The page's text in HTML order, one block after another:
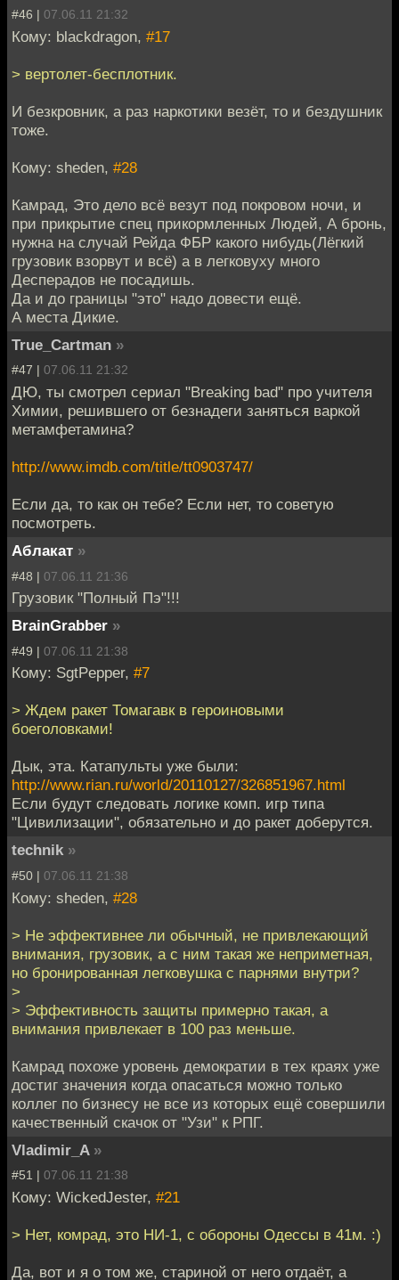
#46 | 07.06.11 21:32
Кому: blackdragon, #17
> вертолет-бесплотник.
И безкровник, а раз наркотики везёт, то и бездушник
тоже.
Кому: sheden, #28
Камрад, Это дело всё везут под покровом ночи, и
при прикрытие спец прикормленных Людей, А бронь,
нужна на случай Рейда ФБР какого нибудь(Лёгкий
грузовик взорвут и всё) а в легковуху много
Десперадов не посадишь.
Да и до границы "это" надо довести ещё.
А места Дикие.
True_Cartman »
#47 | 07.06.11 21:32
ДЮ, ты смотрел сериал "Breaking bad" про учителя
Химии, решившего от безнадеги заняться варкой
метамфетамина?
http://www.imdb.com/title/tt0903747/
Если да, то как он тебе? Если нет, то советую
посмотреть.
Аблакат »
#48 | 07.06.11 21:36
Грузовик "Полный Пэ"!!!
BrainGrabber »
#49 | 07.06.11 21:38
Кому: SgtPepper, #7
> Ждем ракет Томагавк в героиновыми
боеголовками!
Дык, эта. Катапульты уже были:
http://www.rian.ru/world/20110127/326851967.html
Если будут следовать логике комп. игр типа
"Цивилизации", обязательно и до ракет доберутся.
technik »
#50 | 07.06.11 21:38
Кому: sheden, #28
> Не эффективнее ли обычный, не привлекающий
внимания, грузовик, а с ним такая же неприметная,
но бронированная легковушка с парнями внутри?
>
> Эффективность защиты примерно такая, а
внимания привлекает в 100 раз меньше.
Камрад похоже уровень демократии в тех краях уже
достиг значения когда опасаться можно только
коллег по бизнесу не все из которых ещё совершили
качественный скачок от "Узи" к РПГ.
Vladimir_A »
#51 | 07.06.11 21:38
Кому: WickedJester, #21
> Нет, комрад, это НИ-1, с обороны Одессы в 41м. :)
Да, вот и я о том же, стариной от него отдаёт, а